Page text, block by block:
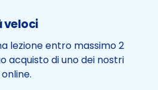
veloci
lezione entro massimo 2
acquisto di uno dei nostri